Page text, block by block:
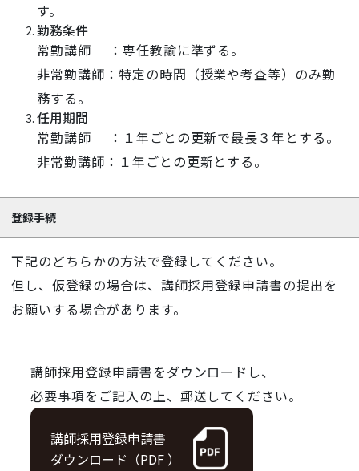
す。
勤務条件
常勤講師 ：専任教諭に準ずる。
非常勤講師：特定の時間（授業や考査等）のみ勤
務する。
任用期間
常勤講師 ：１年ごとの更新で最長３年とする。
非常勤講師：１年ごとの更新とする。
登録手続
下記のどちらかの方法で登録してください。
但し、仮登録の場合は、講師採用登録申請書の提出を
お願いする場合があります。
講師採用登録申請書をダウンロードし、
必要事項をご記入の上、郵送してください。
講師採用登録申請書
ダウンロード（PDF ）